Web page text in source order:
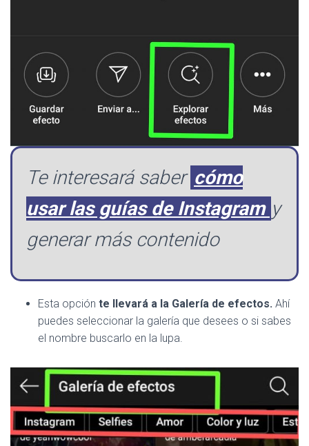
Te interesará saber cómo
usar las guías de Instagram y
generar más contenido
Esta opción te llevará a la Galería de efectos. Ahí
puedes seleccionar la galería que desees o si sabes
el nombre buscarlo en la lupa.